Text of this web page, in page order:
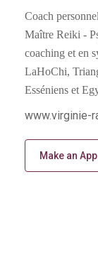
Coach
Maître Reiki -
coaching et en
LaHoChi,
Esséniens et
www.virginie-
Make an